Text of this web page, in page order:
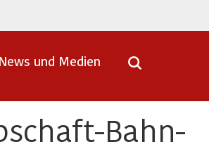
News und Medien
Bahn-